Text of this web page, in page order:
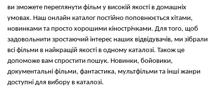
ви зможете переглянути фільм у високій якості в домашніх
умовах. Наш онлайн каталог постійно поповнюється хітами,
новинками та просто хорошими кінострічками. Для того, щоб
задовольнити зростаючий інтерес наших відвідувачів, ми зібрали
всі фільми в найкращій якості в одному каталозі. Також це
допоможе вам спростити пошук. Новинки, бойовики,
документальні фільми, фантастика, мультфільми та інші жанри
доступні для вибору в каталозі.